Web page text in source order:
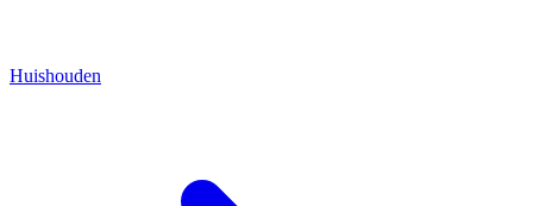
Huishouden